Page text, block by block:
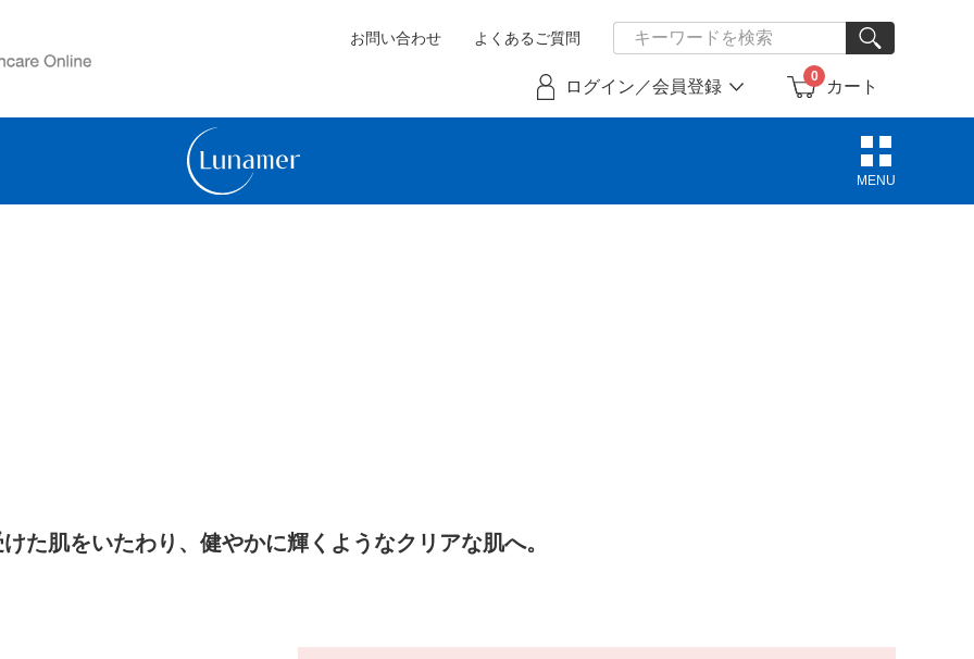
0
カート
ログイン／会員登録
お問い合わせ よくあるご質問
MENU
た肌をいたわり、健やかに輝くようなクリアな肌へ。